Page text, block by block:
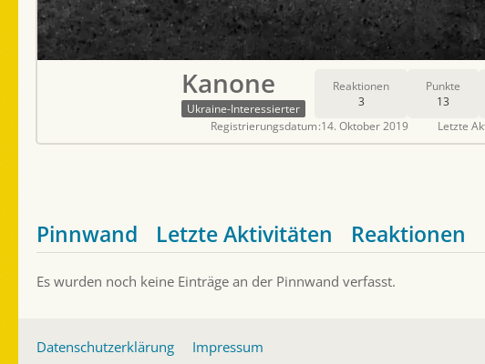
Kanone
Ukraine-Interessierter
Reaktionen
3
Punkte
13
Registrierungsdatum 14. Oktober 2019 Letzte
Pinnwand Letzte Aktivitäten Reaktionen
Es wurden noch keine Einträge an der Pinnwand verfasst.
Datenschutzerklärung Impressum